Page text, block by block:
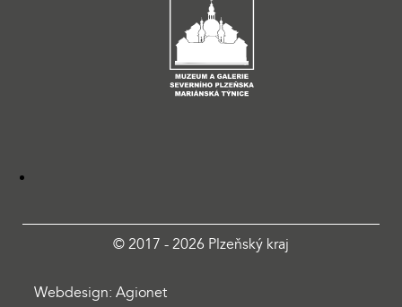
© 2017 - 2026 Plzeňský kraj
Webdesign: Agionet